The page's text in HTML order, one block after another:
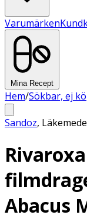
Varumärken
Mina Recept
Hem/Sökbar, ej
Sandoz,
Abacus